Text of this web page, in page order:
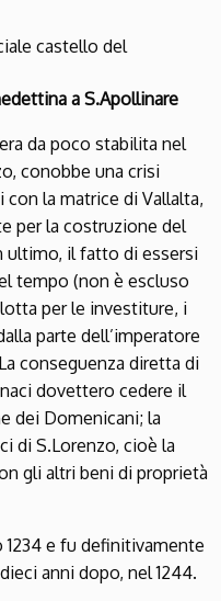
castello del
a S.Apollinare
da poco stabilita nel
conobbe una crisi
la matrice di Vallalta,
per la costruzione del
ultimo, il fatto di essersi
tempo (non è escluso
per le investiture, i
parte dell’imperatore
conseguenza diretta di
dovettero cedere il
dei Domenicani; la
di S.Lorenzo, cioè la
gli altri beni di proprietà
1234 e fu definitivamente
anni dopo, nel 1244.